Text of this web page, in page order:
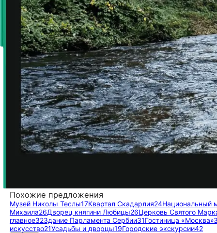
Похожие предложения
Музей Николы Теслы17Квартал Скадарлия24Национальный
Михаила26Дворец княгини Любицы26Церковь Святого
главное32Здание Парламента Сербии31Гостиница «Москва»
искусство21Усадьбы и дворцы19Городские экскурсии42